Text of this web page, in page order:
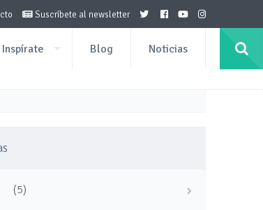
Suscríbete al newsletter
Inspírate Blog Noticias
(5)